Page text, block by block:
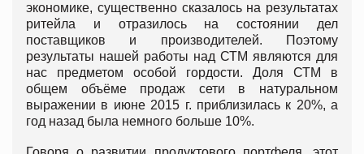
экономике, существенно сказалось на результатах
ритейла и отразилось на состоянии дел
поставщиков и производителей. Поэтому
результаты нашей работы над СТМ являются для
нас предметом особой гордости. Доля СТМ в
общем объёме продаж сети в натуральном
выражении в июне 2015 г. приблизилась к 20%, а
год назад была немного больше 10%.